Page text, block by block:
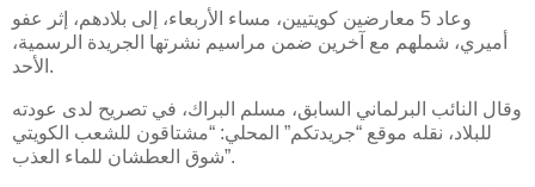
وعاد 5 معارضين كويتيين، مساء الأربعاء، إلى بلادهم، إثر عفو
أميري، شملهم مع آخرين ضمن مراسيم نشرتها الجريدة الرسمية،
الأحد.
وقال النائب البرلماني السابق، مسلم البراك، في تصريح لدى عودته
للبلاد، نقله موقع “جريدتكم” المحلي: “مشتاقون للشعب الكويتي
شوق العطشان للماء العذب”.